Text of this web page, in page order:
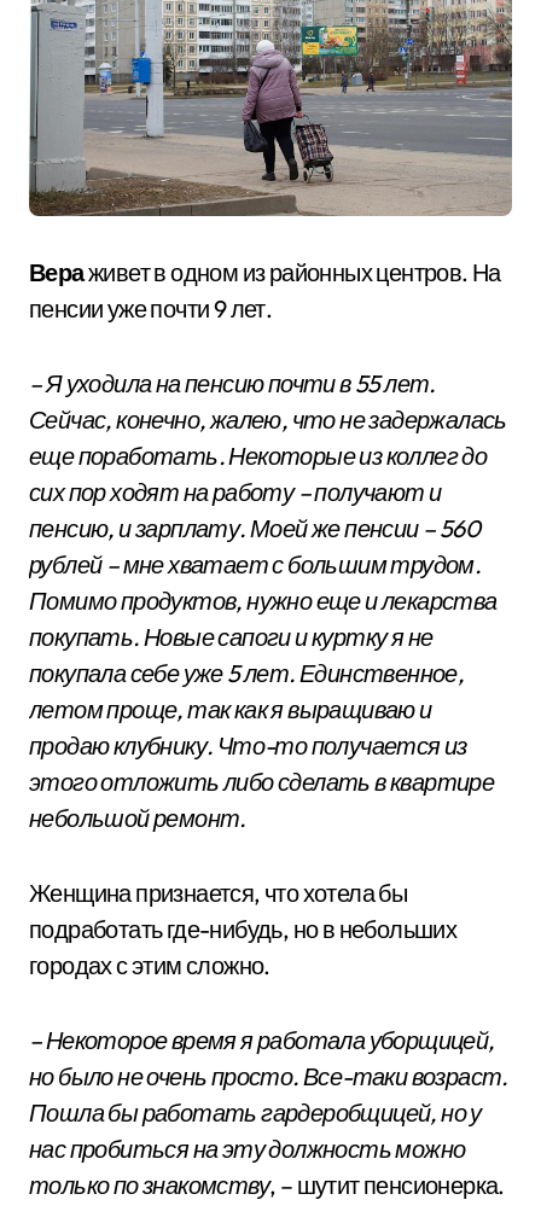
Вераживет в одном из районных центров. На
пенсии уже почти 9 лет.
– Я уходила на пенсию почти в 55 лет.
Сейчас, конечно, жалею, что не задержалась
еще поработать. Некоторые из коллег до
сих пор ходят на работу – получают и
пенсию, и зарплату. Моей же пенсии – 560
рублей – мне хватает с большим трудом.
Помимо продуктов, нужно еще и лекарства
покупать. Новые сапоги и куртку я не
покупала себе уже 5 лет. Единственное,
летом проще, так как я выращиваю и
продаю клубнику. Что-то получается из
этого отложить либо сделать в квартире
небольшой ремонт.
Женщина признается, что хотела бы
подработать где-нибудь, но в небольших
городах с этим сложно.
– Некоторое время я работала уборщицей,
но было не очень просто. Все-таки возраст.
Пошла бы работать гардеробщицей, но у
нас пробиться на эту должность можно
только по знакомству, – шутит пенсионерка.